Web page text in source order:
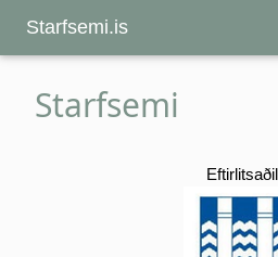
Starfsemi.is
Starfsemi